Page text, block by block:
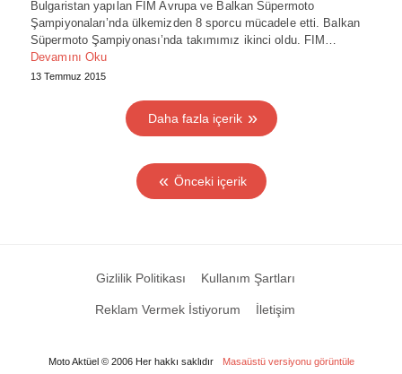
Bulgaristan yapılan FIM Avrupa ve Balkan Süpermoto
Şampiyonaları’nda ülkemizden 8 sporcu mücadele etti. Balkan
Süpermoto Şampiyonası’nda takımımız ikinci oldu. FIM…
Devamını Oku
13 Temmuz 2015
Daha fazla içerik
Önceki içerik
Gizlilik Politikası Kullanım Şartları
Reklam Vermek İstiyorum İletişim
Moto Aktüel © 2006 Her hakkı saklıdır Masaüstü versiyonu görüntüle